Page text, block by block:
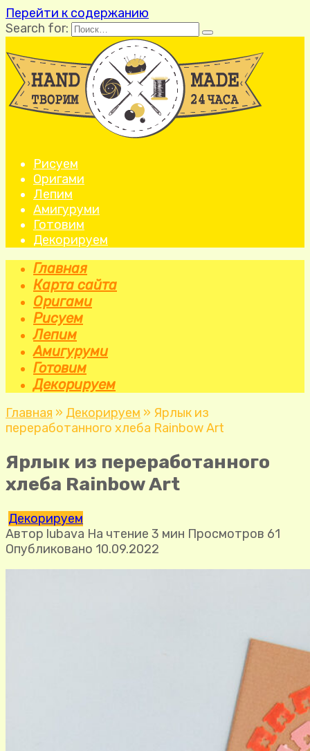
Перейти к содержанию
Search for:
Рисуем
Оригами
Лепим
Амигуруми
Готовим
Декорируем
Главная
Карта сайта
Оригами
Рисуем
Лепим
Амигуруми
Готовим
Декорируем
Главная » Декорируем » Ярлык из
переработанного хлеба Rainbow Art
Ярлык из переработанного
хлеба Rainbow Art
Декорируем
Автор lubava На чтение 3 мин Просмотров 61
Опубликовано 10.09.2022